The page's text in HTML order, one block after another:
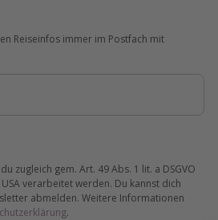
Reiseinfos immer im Postfach mit
zugleich gem. Art. 49 Abs. 1 lit. a DSGVO
verarbeitet werden. Du kannst dich
abmelden. Weitere Informationen
.